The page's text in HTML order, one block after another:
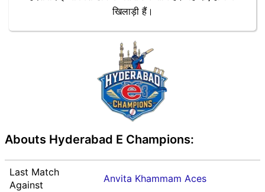
खिलाड़ी हैं।
Abouts Hyderabad E Champions:
Last Match
Against
Anvita Khammam Aces